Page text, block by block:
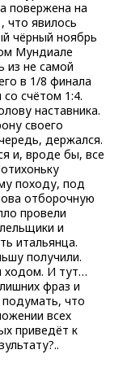
повержена на
что явилось
чёрный ноябрь
Мундиале
из не самой
в 1/8 финала
счётом 1:4.
наставника.
своего
держался.
и, вроде бы, все
походу, под
отборочную
провели
и
итальянца.
получили.
ходом. И тут…
фраз и
что
всех
приведёт к